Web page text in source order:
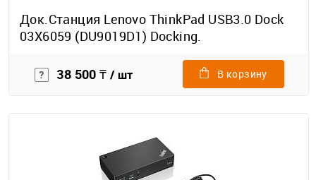
Док.Станция Lenovo ThinkPad USB3.0 Dock
03X6059 (DU9019D1) Docking.
38 500 ₸ / шт В корзину